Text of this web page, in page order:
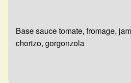
Base sauce tomate, fromage,
chorizo, gorgonzola